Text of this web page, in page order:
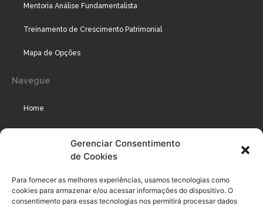
Gerenciar Consentimento
de Cookies
Para fornecer as melhores experiências, usamos tecnologias como
cookies para armazenar e/ou acessar informações do dispositivo. O
consentimento para essas tecnologias nos permitirá processar dados
Mentoria Análise Fundamentalista
Treinamento de Crescimento Patrimonial
Mapa de Opções
Navegue
Home
Podcast